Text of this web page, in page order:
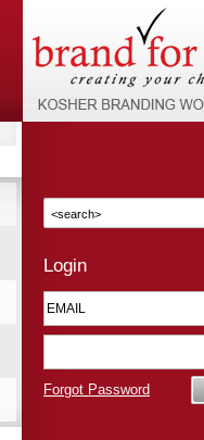
Login
Forgot Password